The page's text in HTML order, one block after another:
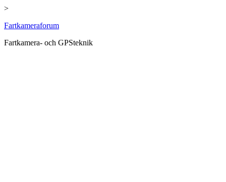
>
Hoppa
innehåll
Fartkameraforum
Fartkamera- och GPSteknik